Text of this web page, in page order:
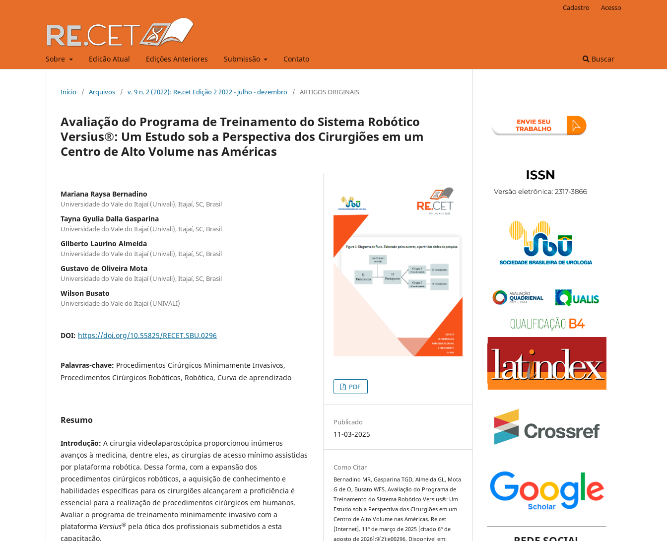
Sobre Edicão Atual Edições Anteriores Submissão Contato Buscar
Cadastro Acesso
Início / Arquivos / v. 9 n. 2 (2022): Re.cet Edição 2 2022 - julho - dezembro / ARTIGOS ORIGINAIS
Avaliação do Programa de Treinamento do Sistema Robótico
Versius®: Um Estudo sob a Perspectiva dos Cirurgiões em um
Centro de Alto Volume nas Américas
Mariana Raysa Bernadino
Universidade do Vale do Itajaí (Univali), Itajaí, SC, Brasil
Tayna Gyulia Dalla Gasparina
Universidade do Vale do Itajaí (Univali), Itajaí, SC, Brasil
Gilberto Laurino Almeida
Universidade do Vale do Itajaí (Univali), Itajaí, SC, Brasil
Gustavo de Oliveira Mota
Universidade do Vale do Itajaí (Univali), Itajaí, SC, Brasil
Wilson Busato
Universidade do Vale do Itajai (UNIVALI)
DOI: https://doi.org/10.55825/RECET.SBU.0296
Palavras-chave: Procedimentos Cirúrgicos Minimamente Invasivos,
Procedimentos Cirúrgicos Robóticos, Robótica, Curva de aprendizado
Resumo
Introdução: A cirurgia videolaparoscópica proporcionou inúmeros
avanços à medicina, dentre eles, as cirurgias de acesso mínimo assistidas
por plataforma robótica. Dessa forma, com a expansão dos
procedimentos cirúrgicos robóticos, a aquisição de conhecimento e
habilidades específicas para os cirurgiões alcançarem a proficiência é
essencial para a realização de procedimentos cirúrgicos em humanos.
Avaliar o programa de treinamento minimamente invasivo com a
plataforma Versius® pela ótica dos profissionais submetidos a esta
capacitação.
PDF
Publicado
11-03-2025
Como Citar
Bernadino MR, Gasparina TGD, Almeida GL, Mota
G de O, Busato WFS. Avaliação do Programa de
Treinamento do Sistema Robótico Versius®: Um
Estudo sob a Perspectiva dos Cirurgiões em um
Centro de Alto Volume nas Américas. Re.cet
[Internet]. 11º de março de 2025 [citado 6º de
agosto de 2026];9(2):e00296. Disponível em: